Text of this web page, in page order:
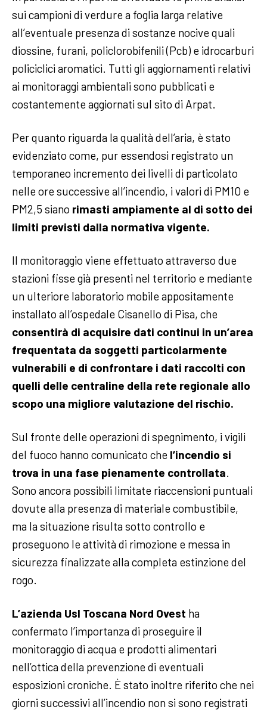
sui campioni di verdure a foglia larga relative
all’eventuale presenza di sostanze nocive quali
diossine, furani, policlorobifenili (Pcb) e idrocarburi
policiclici aromatici. Tutti gli aggiornamenti relativi
ai monitoraggi ambientali sono pubblicati e
costantemente aggiornati sul sito di Arpat.
Per quanto riguarda la qualità dell’aria, è stato
evidenziato come, pur essendosi registrato un
temporaneo incremento dei livelli di particolato
nelle ore successive all’incendio, i valori di PM10 e
PM2,5 siano rimasti ampiamente al di sotto dei
limiti previsti dalla normativa vigente.
Il monitoraggio viene effettuato attraverso due
stazioni fisse già presenti nel territorio e mediante
un ulteriore laboratorio mobile appositamente
installato all’ospedale Cisanello di Pisa, che
consentirà di acquisire dati continui in un’area
frequentata da soggetti particolarmente
vulnerabili e di confrontare i dati raccolti con
quelli delle centraline della rete regionale allo
scopo una migliore valutazione del rischio.
Sul fronte delle operazioni di spegnimento, i vigili
del fuoco hanno comunicato che l’incendio si
trova in una fase pienamente controllata.
Sono ancora possibili limitate riaccensioni puntuali
dovute alla presenza di materiale combustibile,
ma la situazione risulta sotto controllo e
proseguono le attività di rimozione e messa in
sicurezza finalizzate alla completa estinzione del
rogo.
L’azienda Usl Toscana Nord Ovest ha
confermato l’importanza di proseguire il
monitoraggio di acqua e prodotti alimentari
nell’ottica della prevenzione di eventuali
esposizioni croniche. È stato inoltre riferito che nei
giorni successivi all’incendio non si sono registrati